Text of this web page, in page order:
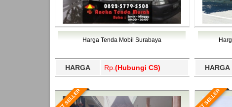
Harga Tenda Mobil Surabaya
HARGA Rp. (Hubungi CS) HARGA